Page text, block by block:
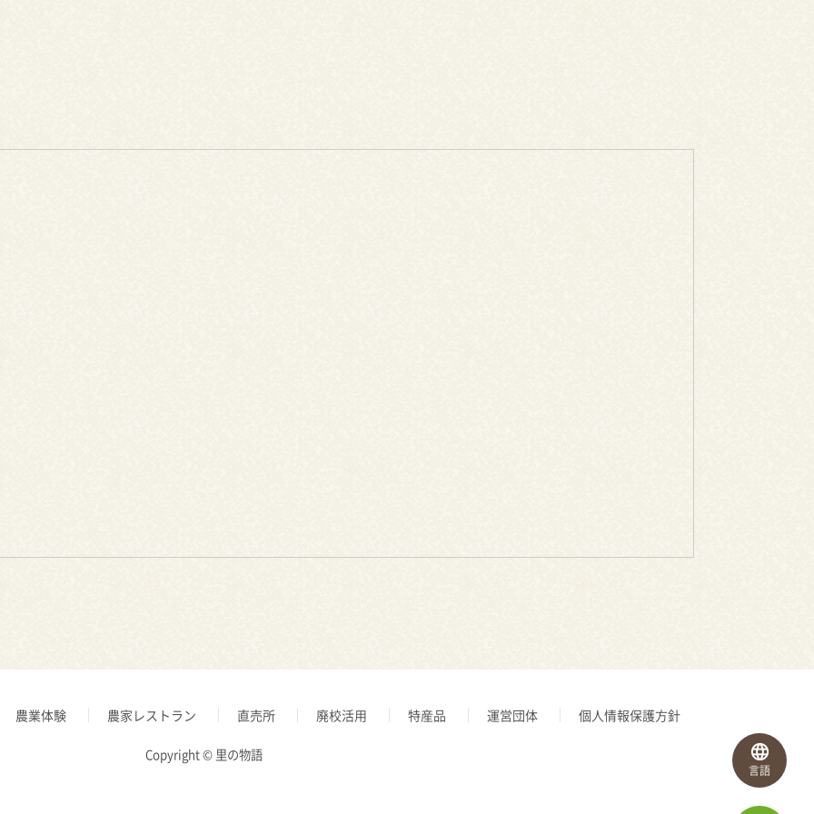
農業体験 農家レストラン 直売所 廃校活用 特産品 運営団体 個人情報保護方針
Copyright © 里の物語
言語